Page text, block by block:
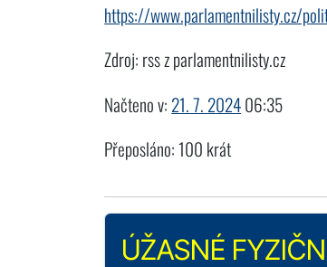
https://www.parlamentnilisty.cz/
Zdroj: rss z parlamentnilisty.cz
Načteno v: 21. 7. 202406:35
Přeposláno: 100 krát
ÚŽASNÉ